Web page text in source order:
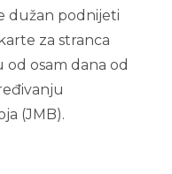
dužan podnijeti
za stranca
osam dana od
(JMB).